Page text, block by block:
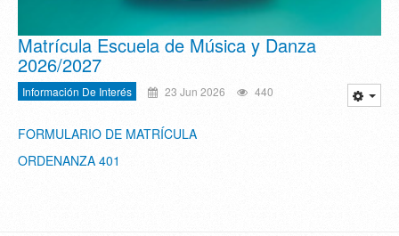
Matrícula Escuela de Música y Danza
2026/2027
Información De Interés 23 Jun 2026 440
FORMULARIO DE MATRÍCULA
ORDENANZA 401